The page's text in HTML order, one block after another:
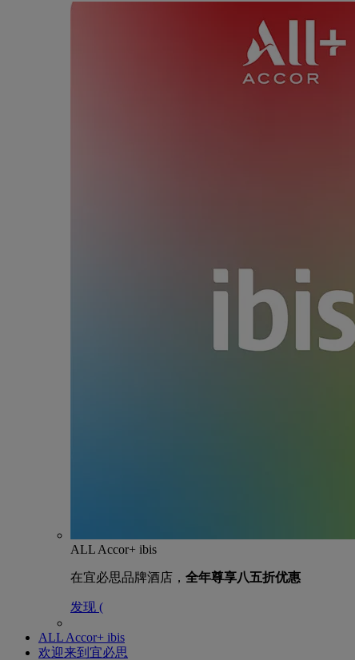
ALL Accor+ ibis
在宜必思品牌酒店， 全年尊享八五折优惠
发现 (
ALL Accor+ ibis
欢迎来到宜必思